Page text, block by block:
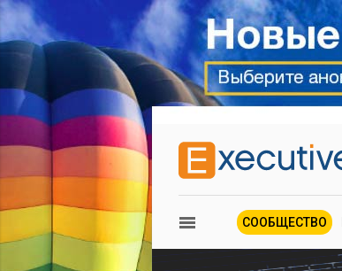
СООБЩЕСТВО